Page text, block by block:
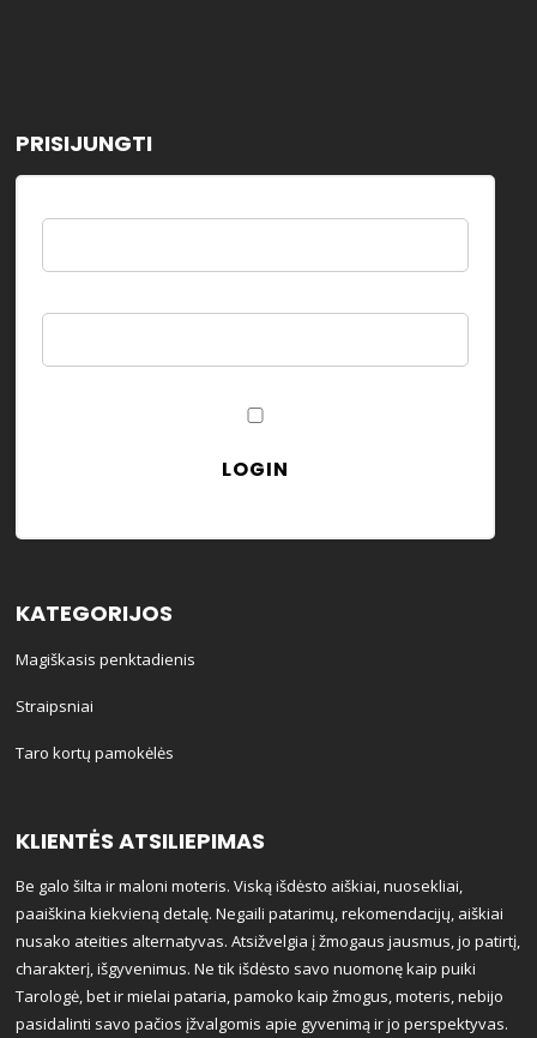
PRISIJUNGTI
KATEGORIJOS
Magiškasis penktadienis
Straipsniai
Taro kortų pamokėlės
KLIENTĖS ATSILIEPIMAS
Be galo šilta ir maloni moteris. Viską išdėsto aiškiai, nuosekliai,
paaiškina kiekvieną detalę. Negaili patarimų, rekomendacijų, aiškiai
nusako ateities alternatyvas. Atsižvelgia į žmogaus jausmus, jo patirtį,
charakterį, išgyvenimus. Ne tik išdėsto savo nuomonę kaip puiki
Tarologė, bet ir mielai pataria, pamoko kaip žmogus, moteris, nebijo
pasidalinti savo pačios įžvalgomis apie gyvenimą ir jo perspektyvas.